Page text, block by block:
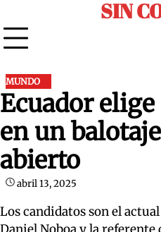
to
content
SIN
MUNDO
Ecuador
en un
abierto
abril 13, 2025
Los candidatos son el